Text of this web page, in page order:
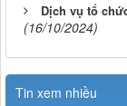
Dịch vụ tổ
(16/10/2024)
Tin xem nhiều